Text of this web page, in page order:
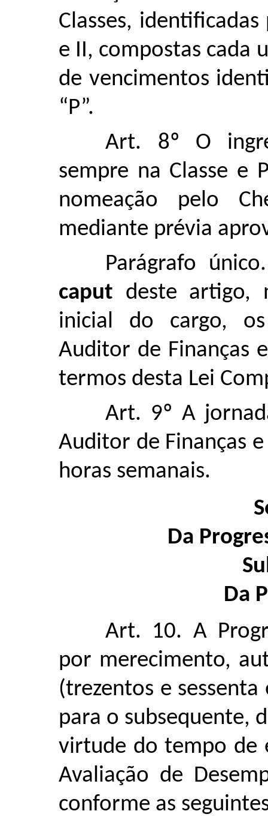
Classes,
e II, compostas cada
de vencimentos
“P”.
Art. 8º O
sempre na Classe e
nomeação pelo
mediante prévia
Parágrafo
caput deste artigo,
inicial do cargo,
Auditor de Finanças
termos desta Lei
Art. 9º A
Auditor de Finanças
horas semanais.
Da
Da
Art. 10. A
por merecimento,
(trezentos e
para o subsequente,
virtude do tempo de
Avaliação de
conforme as